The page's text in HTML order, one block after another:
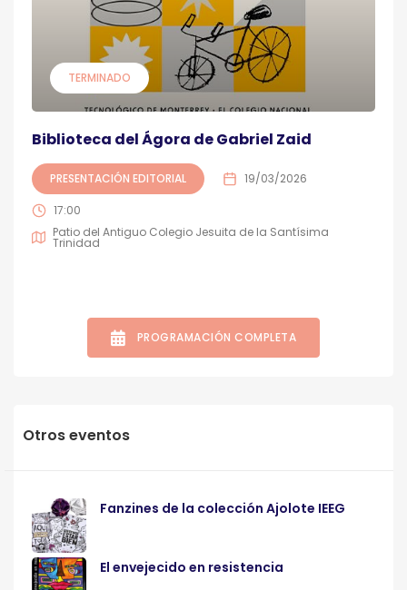
TERMINADO
Biblioteca del Ágora de Gabriel Zaid
PRESENTACIÓN EDITORIAL 19/03/2026
17:00
Patio del Antiguo Colegio Jesuita de la Santísima
Trinidad
PROGRAMACIÓN COMPLETA
Otros eventos
Fanzines de la colección Ajolote IEEG
El envejecido en resistencia